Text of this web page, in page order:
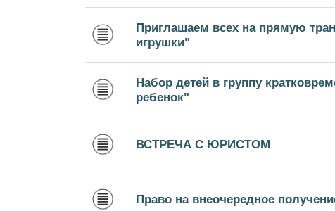
Приглашаем всех на прямую
игрушки"
Набор детей в группу
ребенок"
ВСТРЕЧА С ЮРИСТОМ
Право на внеочередное